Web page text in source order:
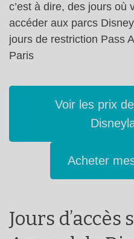
c’est à dire, des jours où
accéder aux parcs
jours de restriction Pass
Paris
Voir les prix
Acheter
Jours d’accès